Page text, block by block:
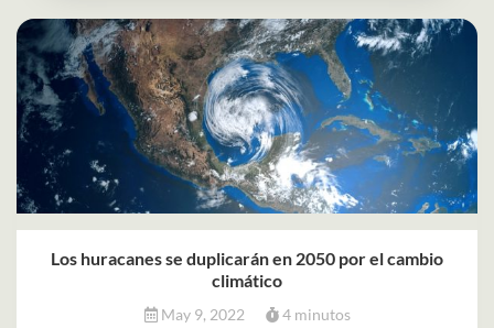
Los huracanes se duplicarán en 2050 por el cambio
climático
May 9, 2022 4 minutos